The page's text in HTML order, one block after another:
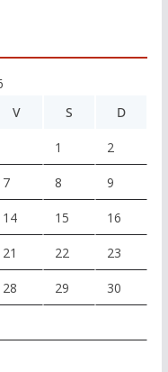
V S D
1 2
7 8 9
14 15 16
21 22 23
28 29 30